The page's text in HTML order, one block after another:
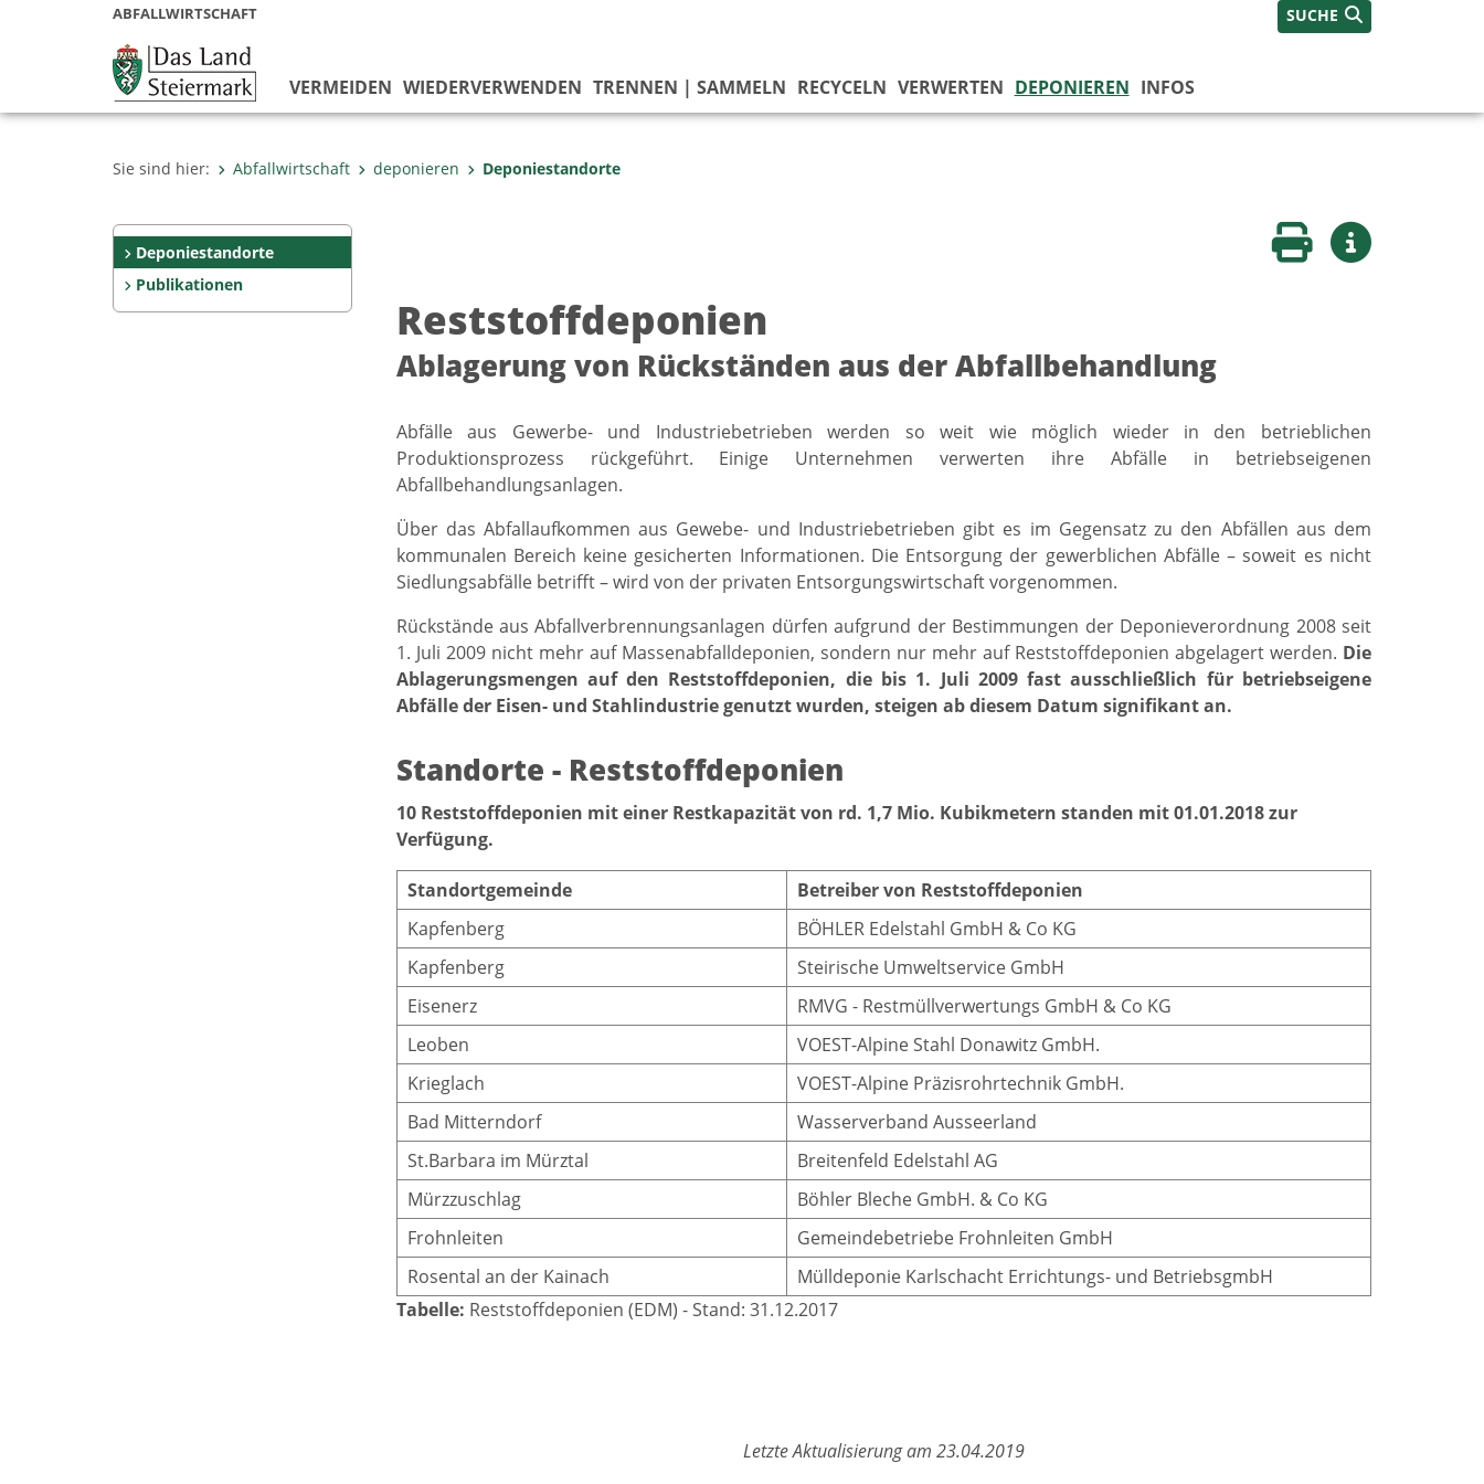
ABFALLWIRTSCHAFT SUCHE
VERMEIDEN WIEDERVERWENDEN TRENNEN | SAMMELN RECYCELN VERWERTEN DEPONIEREN INFOS
Sie sind hier: Abfallwirtschaft deponieren Deponiestandorte
Deponiestandorte
Publikationen
Seite druckenWeitere Infos
Reststoffdeponien
Ablagerung von Rückständen aus der Abfallbehandlung
Abfälle aus Gewerbe- und Industriebetrieben werden so weit wie möglich wieder in den betrieblichen
Produktionsprozess rückgeführt. Einige Unternehmen verwerten ihre Abfälle in betriebseigenen
Abfallbehandlungsanlagen.
Über das Abfallaufkommen aus Gewebe- und Industriebetrieben gibt es im Gegensatz zu den Abfällen aus dem
kommunalen Bereich keine gesicherten Informationen. Die Entsorgung der gewerblichen Abfälle – soweit es nicht
Siedlungsabfälle betrifft – wird von der privaten Entsorgungswirtschaft vorgenommen.
Rückstände aus Abfallverbrennungsanlagen dürfen aufgrund der Bestimmungen der Deponieverordnung 2008 seit
1. Juli 2009 nicht mehr auf Massenabfalldeponien, sondern nur mehr auf Reststoffdeponien abgelagert werden. Die
Ablagerungsmengen auf den Reststoffdeponien, die bis 1. Juli 2009 fast ausschließlich für betriebseigene
Abfälle der Eisen- und Stahlindustrie genutzt wurden, steigen ab diesem Datum signifikant an.
Standorte - Reststoffdeponien
10 Reststoffdeponien mit einer Restkapazität von rd. 1,7 Mio. Kubikmetern standen mit 01.01.2018 zur
Verfügung.
Standortgemeinde
Betreiber von Reststoffdeponien
Kapfenberg
BÖHLER Edelstahl GmbH & Co KG
Kapfenberg
Steirische Umweltservice GmbH
Eisenerz
RMVG - Restmüllverwertungs GmbH & Co KG
Leoben
VOEST-Alpine Stahl Donawitz GmbH.
Krieglach
VOEST-Alpine Präzisrohrtechnik GmbH.
Bad Mitterndorf
Wasserverband Ausseerland
St.Barbara im Mürztal
Breitenfeld Edelstahl AG
Mürzzuschlag
Böhler Bleche GmbH. & Co KG
Frohnleiten
Gemeindebetriebe Frohnleiten GmbH
Rosental an der Kainach
Mülldeponie Karlschacht Errichtungs- und BetriebsgmbH
Tabelle: Reststoffdeponien (EDM) - Stand: 31.12.2017
Letzte Aktualisierung am 23.04.2019